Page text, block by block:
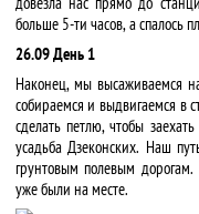
больше 5-ти часов, а спалось
26.09 День 1
Наконец, мы высаживаемся
собираемся и выдвигаемся в
сделать петлю, чтобы
усадьба Дзеконских. Наш
грунтовым полевым
уже были на месте.